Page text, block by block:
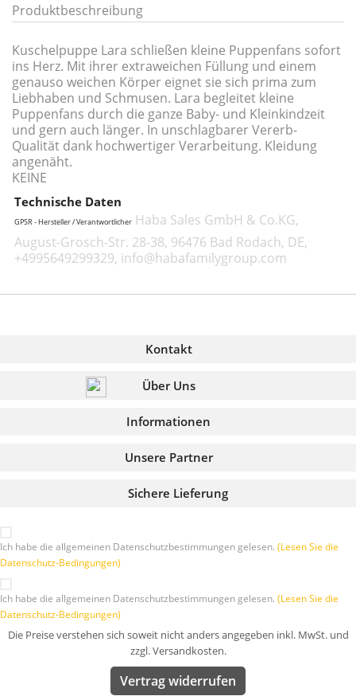
Produktbeschreibung
Kuschelpuppe Lara schließen kleine Puppenfans sofort
ins Herz. Mit ihrer extraweichen Füllung und einem
genauso weichen Körper eignet sie sich prima zum
Liebhaben und Schmusen. Lara begleitet kleine
Puppenfans durch die ganze Baby- und Kleinkindzeit
und gern auch länger. In unschlagbarer Vererb-
Qualität dank hochwertiger Verarbeitung. Kleidung
angenäht.
KEINE
Technische Daten
GPSR - Hersteller / Verantwortlicher Haba Sales GmbH & Co.KG,
August-Grosch-Str. 28-38, 96476 Bad Rodach, DE,
+4995649299329, info@habafamilygroup.com
Kontakt
Über Uns
Informationen
Sichere Lieferung
Unsere Partner
Ich habe die allgemeinen Datenschutzbestimmungen gelesen. (Lesen Sie die
Datenschutz-Bedingungen)
Ich habe die allgemeinen Datenschutzbestimmungen gelesen. (Lesen Sie die
Datenschutz-Bedingungen)
Die Preise verstehen sich soweit nicht anders angegeben inkl. MwSt. und
zzgl. Versandkosten.
Vertrag widerrufen